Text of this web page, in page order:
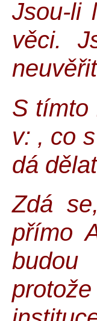
Jsou-li
věci.
S tímto
v: , co
dá dělat
Zdá
přímo